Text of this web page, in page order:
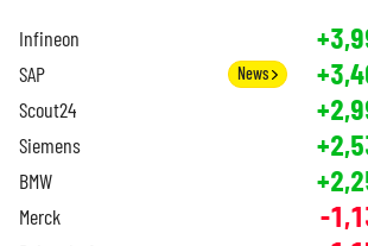
Infineon
SAP News
Scout24
Siemens
BMW
Merck -